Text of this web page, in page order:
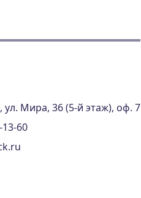
ул. Мира, 36 (5-й этаж), оф. 7
60